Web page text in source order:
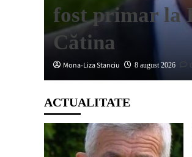
fost primar la
Cătina
Mona-Liza Stanciu 8 august 2026 0
ACTUALITATE